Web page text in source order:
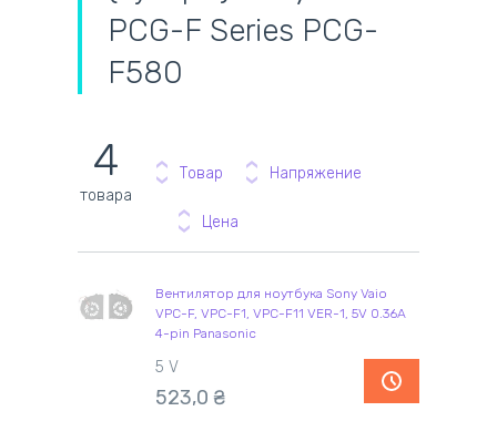
PCG-F Series PCG-
F580
4
товара
Товар Напряжение
Цена
Вентилятор для ноутбука Sony Vaio
VPC-F, VPC-F1, VPC-F11 VER-1, 5V 0.36A
4-pin Panasonic
5 V
523,0 ₴